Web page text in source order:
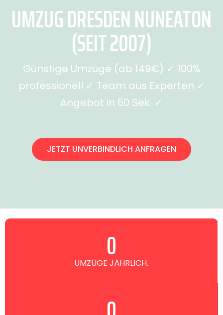
UMZUG DRESDEN NUNEATON
(SEIT 2007)
Günstige Umzüge (ab 149€) ✓ 100%
professionell ✓ Team aus Experten ✓
Angebot in 60 Sek. ✓
JETZT UNVERBINDLICH ANFRAGEN
UMZÜGE JÄHRLICH.
0